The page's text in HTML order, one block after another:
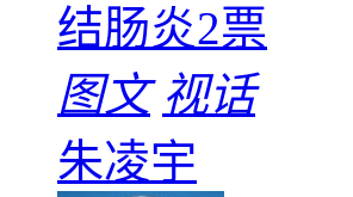
结肠炎2票
图文 视话
朱凌宇